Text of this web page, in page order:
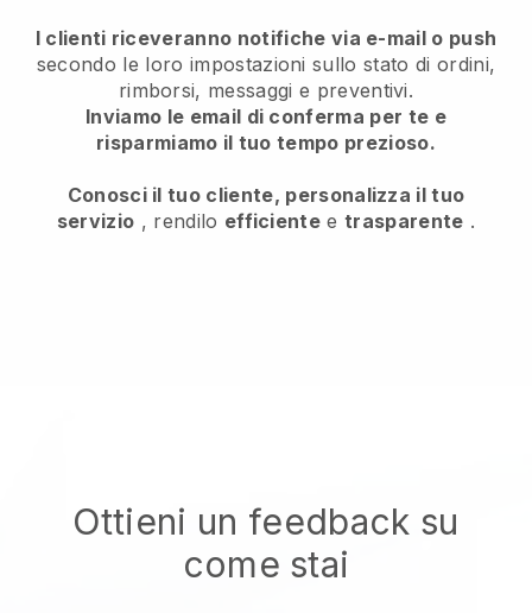
I clienti riceveranno notifiche via e-mail o push
secondo le loro impostazioni sullo stato di ordini,
rimborsi, messaggi e preventivi.
Inviamo le email di conferma per te e
risparmiamo il tuo tempo prezioso.
Conosci il tuo cliente, personalizza il tuo
servizio , rendilo efficiente etrasparente .
Ottieni un feedback su
come stai